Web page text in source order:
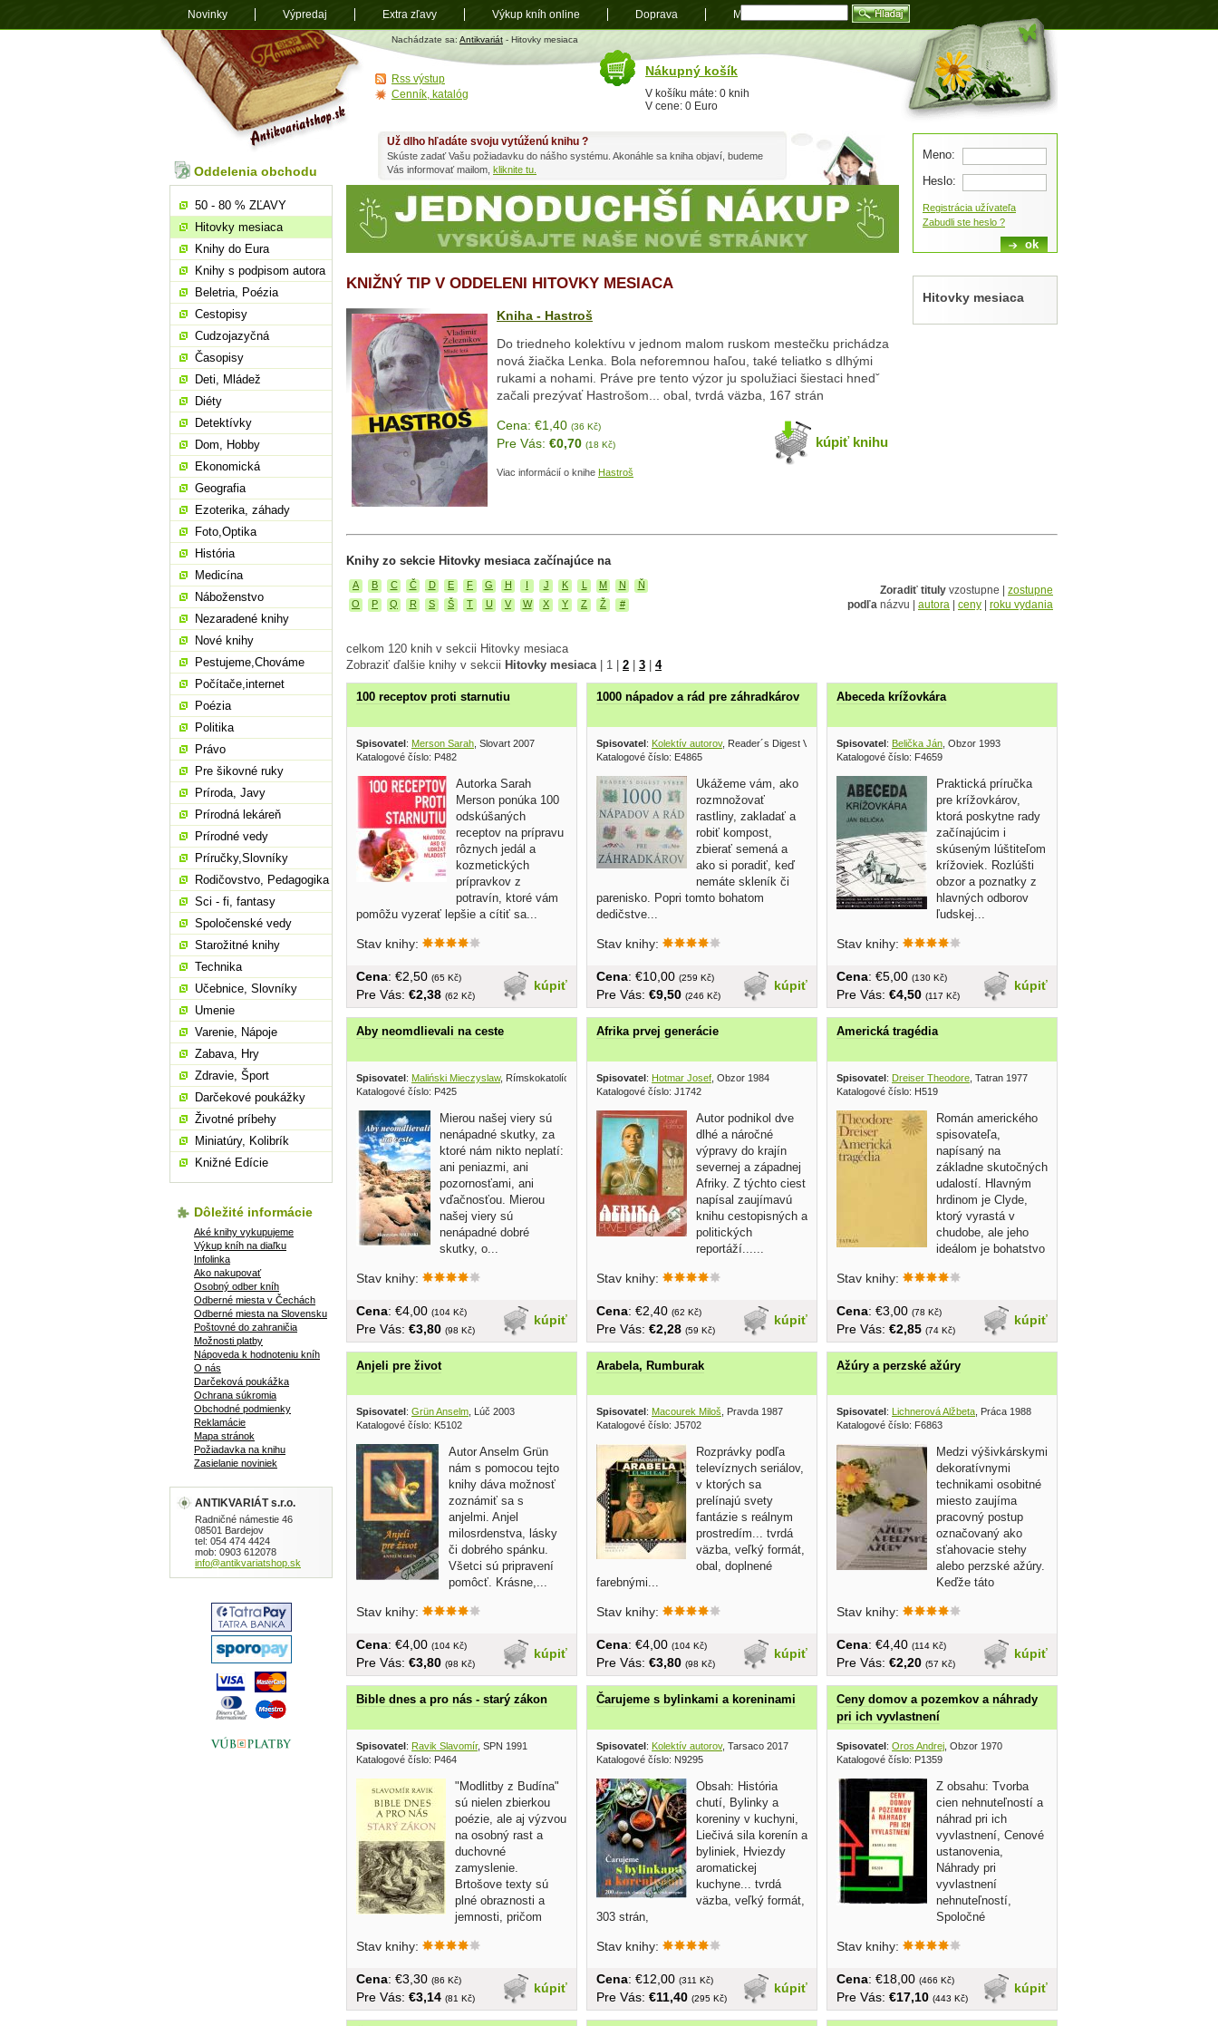
Antikvariát
shop.sk
Nachádzate sa: Antikvariát - Hitovky mesiaca
KNIŽNÝ TIP V ODDELENI HITOVKY MESIACA
Kniha - Hastroš
Do triedneho kolektívu v jednom malom ruskom mestečku prichádza
nová žiačka Lenka. Bola neforemnou haľou, také teliatko s dlhými
rukami a nohami. Práve pre tento výzor ju spolužiaci šiestaci hnedˇ
začali prezývať Hastrošom... obal, tvrdá väzba, 167 strán
kúpiť knihu
Cena: €1,40 (36 Kč)
Pre Vás: €0,70 (18 Kč)
Viac informácií o knihe Hastroš
Hitovky mesiaca
Knihy zo sekcie Hitovky mesiaca začínajúce na
A B C Č D E F G H J K M N
Ň
O
P Q R S Š T U V W X Y Z Ž #
Zoradiť tituly vzostupne | zostupne
podľa názvu | autora ceny roku vydania
celkom 120 knih v sekcii Hitovky mesiaca
Zobraziť ďalšie knihy v sekcii Hitovky mesiaca| 1 2 3 4
100 receptov proti starnutiu
Spisovatel: Merson Sarah , Slovart 2007
Katalogové číslo: P482
Autorka Sarah
Merson ponúka 100
odskúšaných
receptov na prípravu
rôznych jedál a
kozmetických
prípravkov z
potravín, ktoré vám
pomôžu vyzerať lepšie a cítiť sa...
Stav knihy:
kúpiť
Cena: €2,50 (65 Kč)
Pre Vás: €2,38 (62 Kč)
1000 nápadov a rád pre záhradkárov
Spisovatel: Kolektív autorov, Reader´s Digest Výber 1999
Katalogové číslo: E4865
Ukážeme vám, ako
rozmnožovať
rastliny, zakladať a
robiť kompost,
zbierať semená a
ako si poradiť, keď
nemáte skleník či
parenisko. Popri tomto bohatom
dedičstve...
Stav knihy:
kúpiť
Cena: €10,00 (259 Kč)
Pre Vás: €9,50 (246 Kč)
Abeceda krížovkára
Spisovatel: Belička Ján , Obzor 1993
Katalogové číslo: F4659
Praktická príručka
pre krížovkárov,
ktorá poskytne rady
začínajúcim i
skúseným lúštiteľom
krížoviek. Rozlúšti
obzor a poznatky z
hlavných odborov
ľudskej...
Stav knihy:
kúpiť
Cena: €5,00 (130 Kč)
Pre Vás: €4,50 (117 Kč)
Aby neomdlievali na ceste
Spisovatel: Maliński Mieczyslaw, Rímskokatolícky farský úrad 2003
Katalogové číslo: P425
Mierou našej viery sú
nenápadné skutky, za
ktoré nám nikto neplatí:
ani peniazmi, ani
pozornosťami, ani
vďačnosťou. Mierou
našej viery sú
nenápadné dobré
skutky, o...
Stav knihy:
kúpiť
Cena: €4,00 (104 Kč)
Pre Vás: €3,80 (98 Kč)
Afrika prvej generácie
Spisovatel: Hotmar Josef , Obzor 1984
Katalogové číslo: J1742
Autor podnikol dve
dlhé a náročné
výpravy do krajín
severnej a západnej
Afriky. Z týchto ciest
napísal zaujímavú
knihu cestopisných a
politických
reportáží......
Stav knihy:
kúpiť
Cena: €2,40 (62 Kč)
Pre Vás: €2,28 (59 Kč)
Americká tragédia
Spisovatel: Dreiser Theodore , Tatran 1977
Katalogové číslo: H519
Román amerického
spisovateľa,
napísaný na
základne skutočných
udalostí. Hlavným
hrdinom je Clyde,
ktorý vyrastá v
chudobe, ale jeho
ideálom je bohatstvo
Stav knihy:
kúpiť
Cena: €3,00 (78 Kč)
Pre Vás: €2,85 (74 Kč)
Anjeli pre život
Spisovatel : Grün Anselm , Lúč 2003
Katalogové číslo: K5102
Autor Anselm Grün
nám s pomocou tejto
knihy dáva možnosť
zoznámiť sa s
anjelmi. Anjel
milosrdenstva, lásky
či dobrého spánku.
Všetci sú pripravení
pomôcť. Krásne,...
Stav knihy:
kúpiť
Cena: €4,00 (104 Kč)
Pre Vás: €3,80 (98 Kč)
Arabela, Rumburak
Spisovatel : Macourek Miloš , Pravda 1987
Katalogové číslo: J5702
Rozprávky podľa
televíznych seriálov,
v ktorých sa
prelínajú svety
fantázie s reálnym
prostredím... tvrdá
väzba, veľký formát,
obal, doplnené
farebnými...
Stav knihy:
kúpiť
Cena: €4,00 (104 Kč)
Pre Vás: €3,80 (98 Kč)
Ažúry a perzské ažúry
Spisovatel : Lichnerová Alžbeta , Práca 1988
Katalogové číslo: F6863
Medzi výšivkárskymi
dekoratívnymi
technikami osobitné
miesto zaujíma
pracovný postup
označovaný ako
sťahovacie stehy
alebo perzské ažúry.
Keďže táto
Stav knihy:
kúpiť
Cena: €4,40 (114 Kč)
Pre Vás: €2,20 (57 Kč)
Bible dnes a pro nás - starý zákon
Spisovatel: Ravik Slavomír, SPN 1991
Katalogové číslo: P464
"Modlitby z Budína"
sú nielen zbierkou
poézie, ale aj výzvou
na osobný rast a
duchovné
zamyslenie.
Brtošove texty sú
plné obraznosti a
jemnosti, pričom
Stav knihy:
kúpiť
Cena: €3,30 (86 Kč)
Pre Vás: €3,14 (81 Kč)
Čarujeme s bylinkami a koreninami
Spisovatel: Kolektív autorov, Tarsaco 2017
Katalogové číslo: N9295
Obsah: História
chutí, Bylinky a
koreniny v kuchyni,
Liečivá sila korenín a
byliniek, Hviezdy
aromatickej
kuchyne... tvrdá
väzba, veľký formát,
303 strán,
Stav knihy:
kúpiť
Cena: €12,00 (311 Kč)
Pre Vás: €11,40 (295 Kč)
Ceny domov a pozemkov a náhrady
pri ich vyvlastnení
Spisovatel: Oros Andrej , Obzor 1970
Katalogové číslo: P1359
Z obsahu: Tvorba
cien nehnuteľností a
náhrad pri ich
vyvlastnení, Cenové
ustanovenia,
Náhrady pri
vyvlastnení
nehnuteľností,
Spoločné
Stav knihy:
kúpiť
Cena: €18,00 (466 Kč)
Pre Vás: €17,10 (443 Kč)
Už dlho hľadáte svoju vytúženú knihu ?
Skúste zadať Vašu požiadavku do nášho systému. Akonáhle sa kniha objaví, budeme
Vás informovať mailom, kliknite tu.
Oddelenia obchodu
50 - 80 % ZĽAVY
Hitovky mesiaca
Knihy do Eura
Knihy s podpisom autora
Beletria, Poézia
Cestopisy
Cudzojazyčná
Časopisy
Deti, Mládež
Diéty
Detektívky
Dom, Hobby
Ekonomická
Geografia
Ezoterika, záhady
Foto,Optika
História
Medicína
Náboženstvo
Nezaradené knihy
Nové knihy
Pestujeme,Chováme
Počítače,internet
Poézia
Politika
Právo
Pre šikovné ruky
Príroda, Javy
Prírodná lekáreň
Prírodné vedy
Príručky,Slovníky
Rodičovstvo, Pedagogika
Sci - fi, fantasy
Spoločenské vedy
Starožitné knihy
Technika
Učebnice, Slovníky
Umenie
Varenie, Nápoje
Zabava, Hry
Zdravie, Šport
Darčekové poukážky
Životné príbehy
Miniatúry, Kolibrík
Knižné Edície
Dôležité informácie
Aké knihy vykupujeme
Výkup kníh na diaľku
Infolinka
Ako nakupovať
Osobný odber kníh
Odberné miesta v Čechách
Odberné miesta na Slovensku
Poštovné do zahraničia
Možnosti platby
Nápoveda k hodnoteniu kníh
O nás
Darčeková poukážka
Ochrana súkromia
Obchodné podmienky
Reklamácie
Mapa stránok
Požiadavka na knihu
Zasielanie noviniek
ANTIKVARIÁT s.r.o.
Radničné námestie 46
08501 Bardejov
tel: 054 474 4424
mob: 0903 612078
info@antikvariatshop.sk
Meno:
Heslo:
Registrácia užívateľa
Zabudli ste heslo ?
Nákupný košík
V košíku máte: 0 knih
V cene: 0 Euro
Rss výstup
Cenník, katalóg
Novinky Výpredaj Extra zľavy Výkup kníh online Doprava Mapa